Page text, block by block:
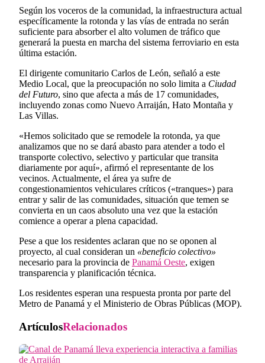
Según los voceros de la comunidad, la infraestructura actual
específicamente la rotonda y las vías de entrada no serán
suficiente para absorber el alto volumen de tráfico que
generará la puesta en marcha del sistema ferroviario en esta
última estación.
​​El dirigente comunitario Carlos de León, señaló a este
Medio Local, que la preocupación no solo limita a Ciudad
del Futuro, sino que afecta a más de 17 comunidades,
incluyendo zonas como Nuevo Arraiján, Hato Montaña y
Las Villas.​
«Hemos solicitado que se remodele la rotonda, ya que
analizamos que no se dará abasto para atender a todo el
transporte colectivo, selectivo y particular que transita
diariamente por aquí», afirmó el representante de los
vecinos. ​Actualmente, el área ya sufre de
congestionamientos vehiculares críticos («tranques») para
entrar y salir de las comunidades, situación que temen se
convierta en un caos absoluto una vez que la estación
comience a operar a plena capacidad.​
​Pese a que los residentes aclaran que no se oponen al
proyecto, al cual consideran un «beneficio colectivo»
necesario para la provincia de Panamá Oeste, exigen
transparencia y planificación técnica.
​Los residentes esperan una respuesta pronta por parte del
Metro de Panamá y el Ministerio de Obras Públicas (MOP).
ArtículosRelacionados